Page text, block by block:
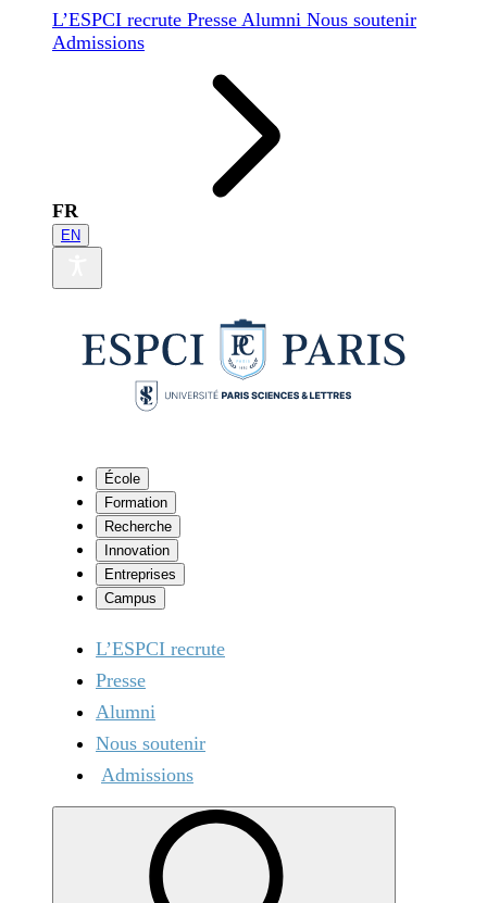
L’ESPCI recrute Presse Alumni Nous soutenir
Admissions
FR
EN
École
Formation
Recherche
Innovation
Entreprises
Campus
L’ESPCI recrute
Presse
Alumni
Nous soutenir
Admissions